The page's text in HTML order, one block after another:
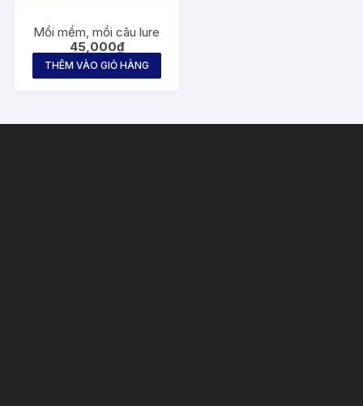
Mồi mềm, mồi câu lure
45,000₫
THÊM VÀO GIỎ HÀNG